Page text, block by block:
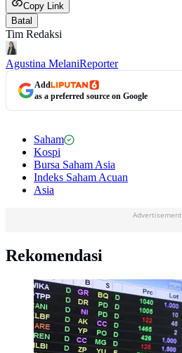
Copy Link
Batal
Tim Redaksi
Agustina MelaniReporter
Add
as a preferred source on Google
Saham
Kospi
Bursa Saham Asia
Indeks Saham Acuan
Asia
Advertisement
Rekomendasi